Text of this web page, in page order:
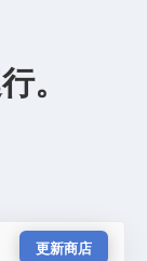
。
更新商店